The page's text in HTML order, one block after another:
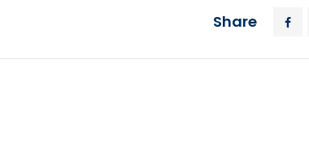
Share